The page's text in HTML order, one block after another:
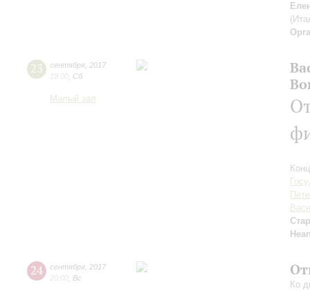
23 сентября 2017
19:00
Сб
Малый зал
24 сентября 2017
20:00 Вс
Ко